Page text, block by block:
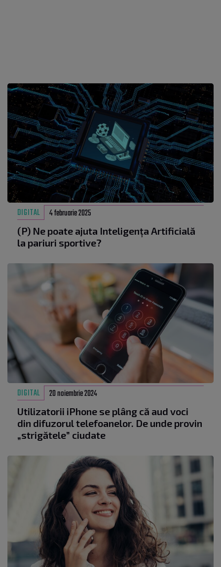
DIGITAL 4 februarie 2025
(P) Ne poate ajuta Inteligența Artificială
la pariuri sportive?
DIGITAL 20 noiembrie 2024
Utilizatorii iPhone se plâng că aud voci
din difuzorul telefoanelor. De unde provin
„strigătele” ciudate